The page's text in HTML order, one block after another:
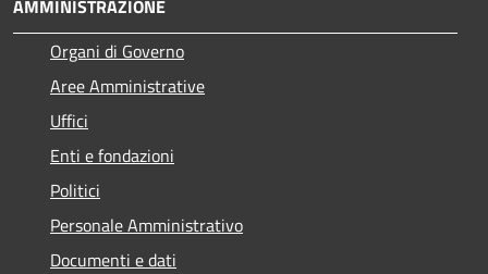
AMMINISTRAZIONE
Organi di Governo
Aree Amministrative
Uffici
Enti e fondazioni
Politici
Personale Amministrativo
Documenti e dati